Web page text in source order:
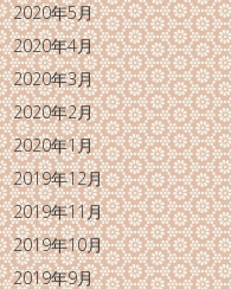
2020年5月
2020年4月
2020年3月
2020年2月
2020年1月
2019年12月
2019年11月
2019年10月
2019年9月